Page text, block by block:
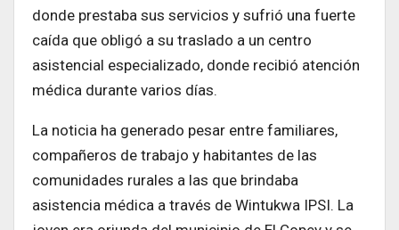
donde prestaba sus servicios y sufrió una fuerte
caída que obligó a su traslado a un centro
asistencial especializado, donde recibió atención
médica durante varios días.
La noticia ha generado pesar entre familiares,
compañeros de trabajo y habitantes de las
comunidades rurales a las que brindaba
asistencia médica a través de Wintukwa IPSI. La